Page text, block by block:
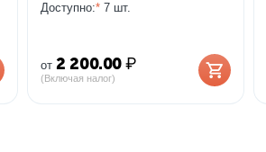
Доступно:* 7 шт.
от 2 200.00₽
(Включая налог)